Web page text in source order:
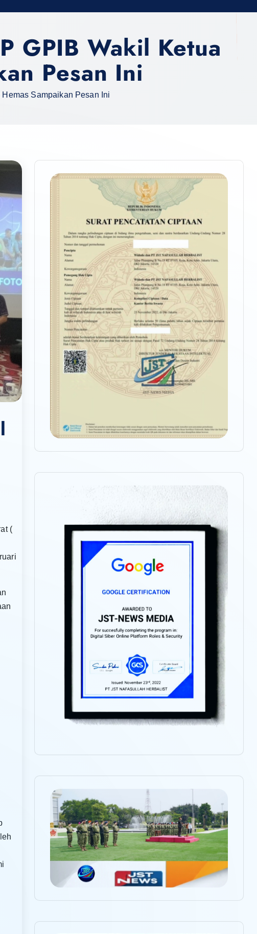
GPIB Wakil Ketua
Pesan Ini
Sampaikan Pesan Ini
(